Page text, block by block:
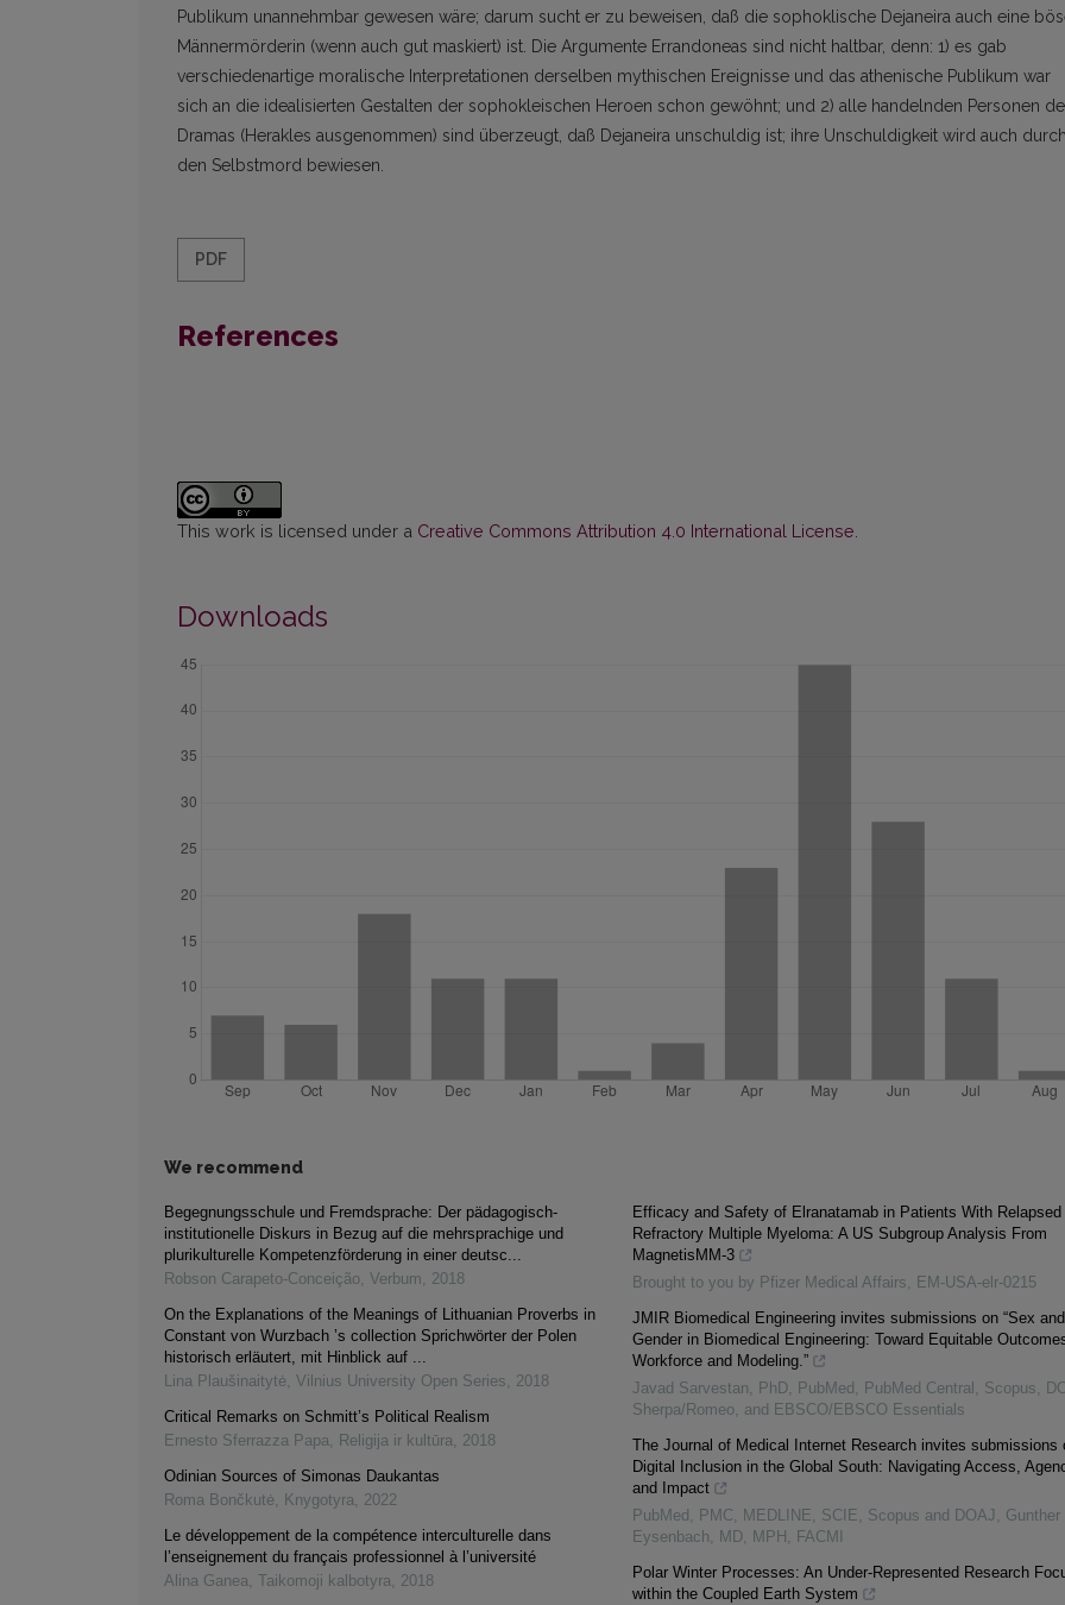
Publikum unannehmbar gewesen wäre; darum sucht er zu beweisen, daß die sophoklische Dejaneira auch eine
Männermörderin (wenn auch gut maskiert) ist. Die Argumente Errandoneas sind nicht haltbar, denn: 1) es gab
verschiedenartige moralische Interpretationen derselben mythischen Ereignisse und das athenische Publikum war
sich an die idealisierten Gestalten der sophokleischen Heroen schon gewöhnt; und 2) alle handelnden Personen
Dramas (Herakles ausgenommen) sind überzeugt, daß Dejaneira unschuldig ist; ihre Unschuldigkeit wird auch durch
den Selbstmord bewiesen.
PDF
References
This work is licensed under a Creative Commons Attribution 4.0 International License
Downloads
We recommend
Begegnungsschule und Fremdsprache: Der pädagogisch-
institutionelle Diskurs in Bezug auf die mehrsprachige und
plurikulturelle Kompetenzförderung in einer deutsc...
Robson Carapeto-Conceição, Verbum, 2018
On the Explanations of the Meanings of Lithuanian Proverbs in
Constant von Wurzbach ’s collection Sprichwörter der Polen
historisch erläutert, mit Hinblick auf ...
Lina Plaušinaitytė, Vilnius University Open Series, 2018
Critical Remarks on Schmitt’s Political Realism
Ernesto Sferrazza Papa, Religija ir kultūra, 2018
Odinian Sources of Simonas Daukantas
Roma Bončkutė, Knygotyra, 2022
Le développement de la compétence interculturelle dans
l’enseignement du français professionnel à l’université
Alina Ganea, Taikomoji kalbotyra, 2018
Efficacy and Safety of Elranatamab in Patients With Relapsed
Refractory Multiple Myeloma: A US Subgroup Analysis From
MagnetisMM-3
Brought to you by Pfizer Medical Affairs, EM-USA-elr-0215
JMIR Biomedical Engineering invites submissions on “Sex and
Gender in Biomedical Engineering: Toward Equitable
Workforce and Modeling.”
Javad Sarvestan, PhD, PubMed, PubMed Central, Scopus,
Sherpa/Romeo, and EBSCO/EBSCO Essentials
The Journal of Medical Internet Research invites submissions
Digital Inclusion in the Global South: Navigating Access,
and Impact
PubMed, PMC, MEDLINE, SCIE, Scopus and DOAJ, Gunther
Eysenbach, MD, MPH, FACMI
Polar Winter Processes: An Under-Represented Research
within the Coupled Earth System